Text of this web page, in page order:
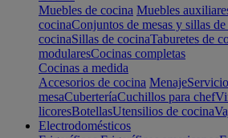
Muebles de cocina Muebles
cocinaConjuntos de mesas y sillas
cocinaSillas de cocinaTaburetes de
modularesCocinas completas
Cocinas a medida
Accesorios de cocina Menaje
mesaCuberteríaCuchillos para chef
licoresBotellasUtensilios de cocina
Electrodomésticos